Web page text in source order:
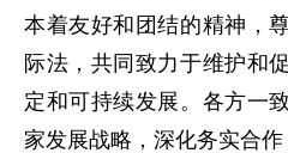
本着友好和团结的精神，
际法，共同致力于维护和
定和可持续发展。各方一
家发展战略，深化务实合作